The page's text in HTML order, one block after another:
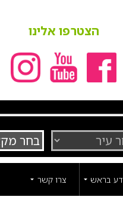
הצטרפו אלינו
בראש צרו קשר